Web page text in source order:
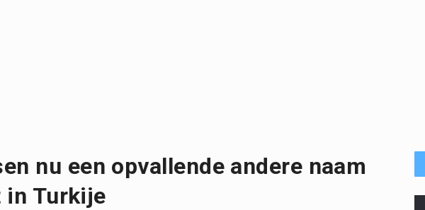
nu een opvallende andere naam
in Turkije